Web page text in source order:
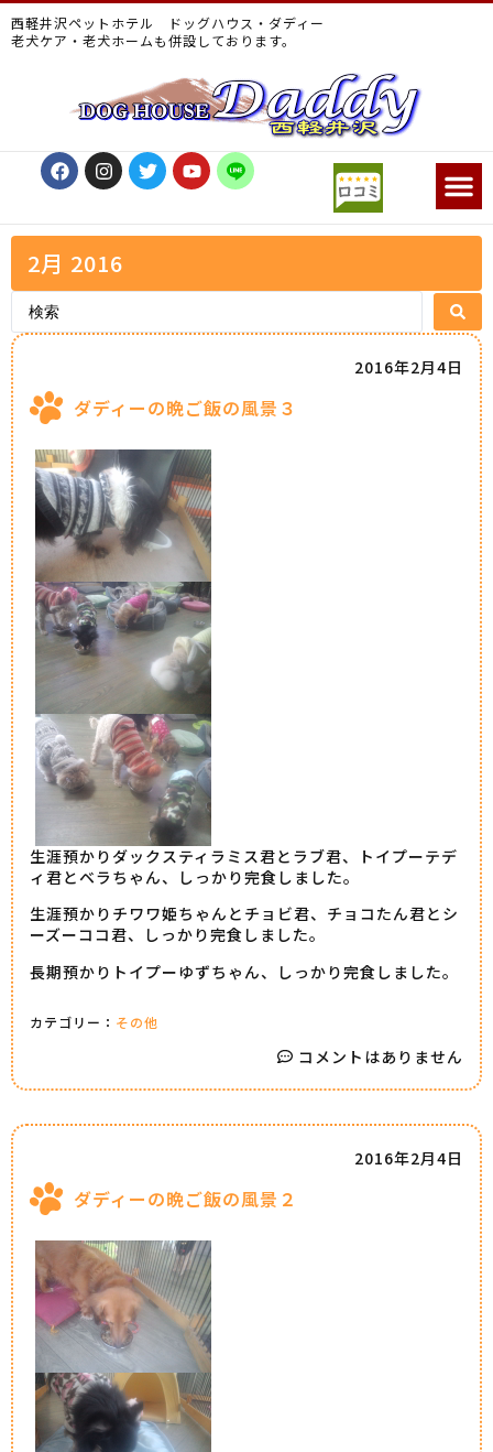
西軽井沢ペットホテル ドッグハウス・ダディー
老犬ケア・老犬ホームも併設しております。
2月 2016
ダディーの晩ご飯の風景３
2016年2月4日
生涯預かりダックスティラミス君とラブ君、トイプーテデ
ィ君とベラちゃん、しっかり完食しました。
生涯預かりチワワ姫ちゃんとチョビ君、チョコたん君とシ
ーズーココ君、しっかり完食しました。
長期預かりトイプーゆずちゃん、しっかり完食しました。
カテゴリー： その他
コメントはありません
ダディーの晩ご飯の風景２
2016年2月4日